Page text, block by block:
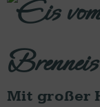
Brenneis
Mit großer